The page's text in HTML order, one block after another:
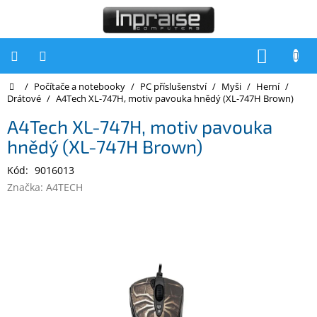
Počítače
Inpraise
Notebooky
Tiskárny
Domů
/ Počítače a notebooky / PC příslušenství / Myši / Herní /
Drátové / A4Tech XL-747H, motiv pavouka hnědý (XL-747H Brown)
A4Tech XL-747H, motiv pavouka
hnědý (XL-747H Brown)
Kód: 9016013
Značka: A4TECH